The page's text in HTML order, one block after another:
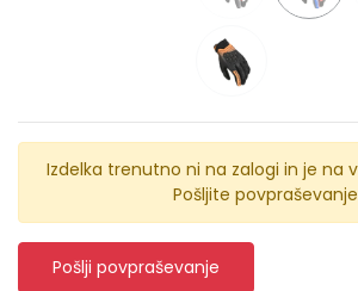
Izdelka trenutno ni na zalogi in je na
Pošljite
Pošlji povpraševanje